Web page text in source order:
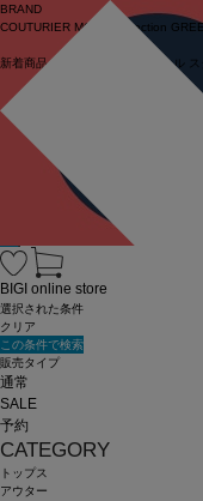
BRAND
COUTURIER MOGA Collection
新着商品 (ライブ) セール
BIGI online store
選択された条件
クリア
この条件で検索
販売タイプ
通常
SALE
予約
CATEGORY
トップス
アウター